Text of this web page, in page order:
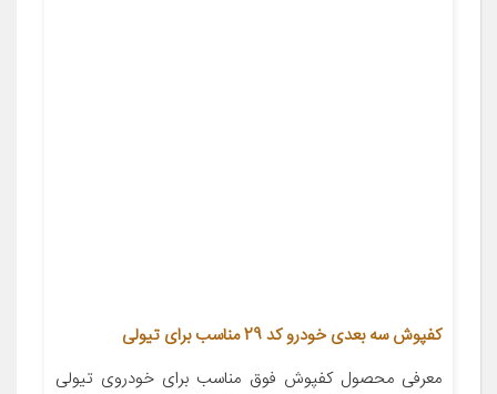
کفپوش سه بعدی خودرو کد 29 مناسب برای تیولی
معرفی محصول کفپوش فوق مناسب برای خودروی تیولی